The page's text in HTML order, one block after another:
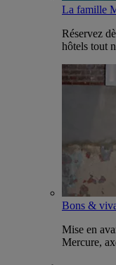
La famille
Réservez
hôtels tout
Bons &
Mise en
Mercure,